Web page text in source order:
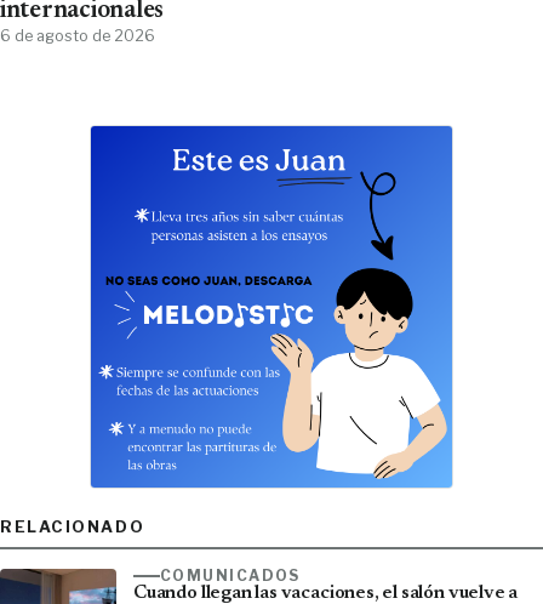
internacionales
6 de agosto de 2026
RELACIONADO
COMUNICADOS
Cuando llegan las vacaciones, el salón vuelve a